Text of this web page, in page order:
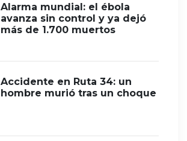
Alarma mundial: el ébola
avanza sin control y ya dejó
más de 1.700 muertos
Accidente en Ruta 34: un
hombre murió tras un choque